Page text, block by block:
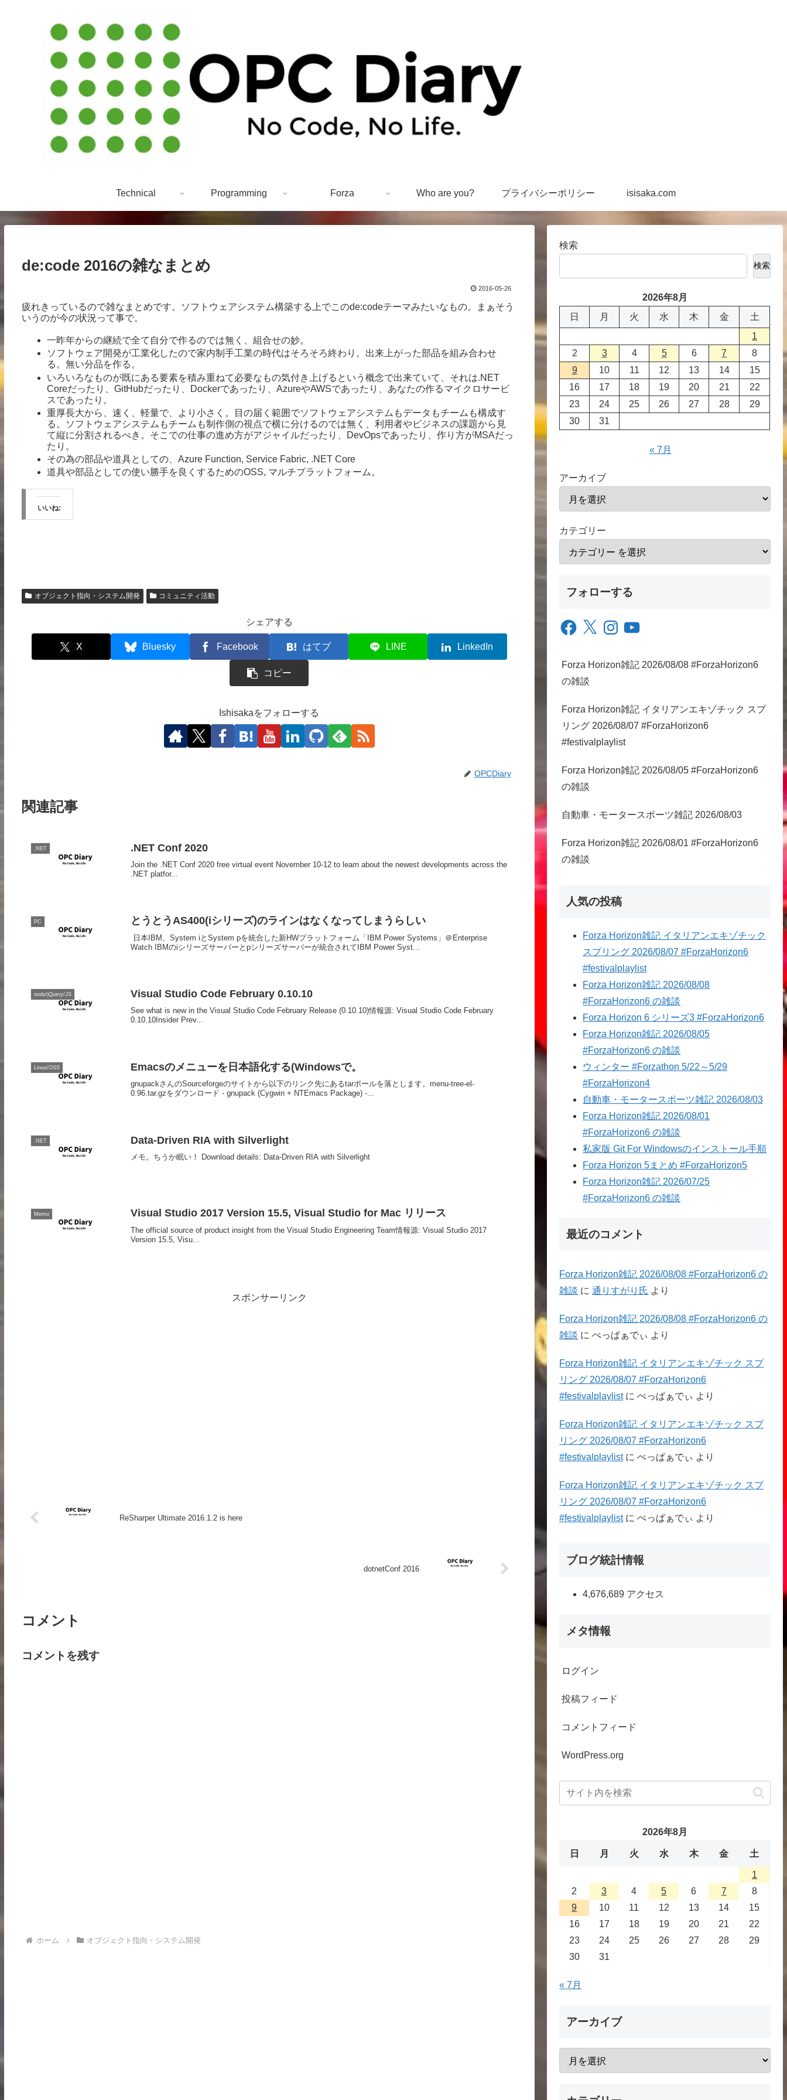
Technical Programming Forza Who are you? プライバシーポリシー isisaka.com
de:code 2016の雑なまとめ
2016-05-26
疲れきっているので雑なまとめです。ソフトウェアシステム構築する上でこのde:codeテーマみたいなもの。まぁそう
いうのが今の状況って事で。
一昨年からの継続で全て自分で作るのでは無く、組合せの妙。
ソフトウェア開発が工業化したので家内制手工業の時代はそろそろ終わり。出来上がった部品を組み合わせ
る。無い分品を作る。
いろいろなものが既にある要素を積み重ねて必要なもの気付き上げるという概念で出来ていて、それは.NET
Coreだったり、GitHubだったり、Dockerであったり、AzureやAWSであったり、あなたの作るマイクロサービ
スであったり。
重厚長大から、速く、軽量で、より小さく。目の届く範囲でソフトウェアシステムもデータもチームも構成す
る。ソフトウェアシステムもチームも制作側の視点で横に分けるのでは無く、利用者やビジネスの課題から見
て縦に分割されるべき。そこでの仕事の進め方がアジャイルだったり、DevOpsであったり、作り方がMSAだっ
たり。
その為の部品や道具としての、Azure Function, Service Fabric, .NET Core
道具や部品としての使い勝手を良くするためのOSS, マルチプラットフォーム。
いいね:
オブジェクト指向・システム開発 コミュニティ活動
シェアする
X Bluesky Facebook はてブ LINE LinkedIn
コピー
Ishisakaをフォローする
OPCDiary
関連記事
.NET .NET Conf 2020
Join the .NET Conf 2020 free virtual event November 10-12 to learn about the newest developments across the
.NET platfor...
PC とうとうAS400(iシリーズ)のラインはなくなってしまうらしい
日本IBM、System iとSystem pを統合した新HWプラットフォーム「IBM Power Systems」＠Enterprise
Watch IBMのiシリーズサーバーとpシリーズサーバーが統合されてIBM Power Syst...
node/jQuery/JS Visual Studio Code February 0.10.10
See what is new in the Visual Studio Code February Release (0.10.10)情報源: Visual Studio Code February
0.10.10Insider Prev...
Linux/OSS Emacsのメニューを日本語化する(Windowsで。
gnupackさんのSourceforgeのサイトから以下のリンク先にあるtarボールを落とします。menu-tree-el-
0.96.tar.gzをダウンロード - gnupack (Cygwin + NTEmacs Package) -...
.NET Data-Driven RIA with Silverlight
メモ。ちうか眠い！ Download details: Data-Driven RIA with Silverlight
Memo Visual Studio 2017 Version 15.5, Visual Studio for Mac リリース
The official source of product insight from the Visual Studio Engineering Team情報源: Visual Studio 2017
Version 15.5, Visu...
スポンサーリンク
ReSharper Ultimate 2016.1.2 is here
dotnetConf 2016
コメント
コメントを残す
ホーム オブジェクト指向・システム開発
検索
検索
2026年8月
日
月 火 水 木 金
土
1
2
3 4 5 6 7
8
9
10 11 12 13 14
15
16
17 18 19 20 21
22
23
24 25 26 27 28
29
30
31
« 7月
アーカイブ
カテゴリー
フォローする
Facebook
X InstagramYouTube
Forza Horizon雑記 2026/08/08 #ForzaHorizon6
の雑談
Forza Horizon雑記 イタリアンエキゾチック スプ
リング 2026/08/07 #ForzaHorizon6
#festivalplaylist
Forza Horizon雑記 2026/08/05 #ForzaHorizon6
の雑談
自動車・モータースポーツ雑記 2026/08/03
Forza Horizon雑記 2026/08/01 #ForzaHorizon6
の雑談
人気の投稿
Forza Horizon雑記 イタリアンエキゾチック
スプリング 2026/08/07 #ForzaHorizon6
#festivalplaylist
Forza Horizon雑記 2026/08/08
#ForzaHorizon6 の雑談
Forza Horizon 6 シリーズ3 #ForzaHorizon6
Forza Horizon雑記 2026/08/05
#ForzaHorizon6 の雑談
ウィンター #Forzathon 5/22～5/29
#ForzaHorizon4
自動車・モータースポーツ雑記 2026/08/03
Forza Horizon雑記 2026/08/01
#ForzaHorizon6 の雑談
私家版 Git For Windowsのインストール手順
Forza Horizon 5まとめ #ForzaHorizon5
Forza Horizon雑記 2026/07/25
#ForzaHorizon6 の雑談
最近のコメント
Forza Horizon雑記 2026/08/08 #ForzaHorizon6 の
雑談 に通りすがり氏 より
Forza Horizon雑記 2026/08/08 #ForzaHorizon6 の
雑談 にぺっぱぁでぃ より
Forza Horizon雑記 イタリアンエキゾチック スプ
リング 2026/08/07 #ForzaHorizon6
#festivalplaylistにぺっぱぁでぃ より
Forza Horizon雑記 イタリアンエキゾチック スプ
リング 2026/08/07 #ForzaHorizon6
#festivalplaylistにぺっぱぁでぃ より
Forza Horizon雑記 イタリアンエキゾチック スプ
リング 2026/08/07 #ForzaHorizon6
#festivalplaylistにぺっぱぁでぃ より
ブログ統計情報
4,676,689 アクセス
メタ情報
ログイン
投稿フィード
コメントフィード
WordPress.org
2026年8月
日 月 火 水 木 金 土
1
2
3 4 5 6 7
8
9
10 11 12 13 14
15
16
17 18 19 20 21
22
23
24 25 26 27 28
29
30
31
« 7月
アーカイブ